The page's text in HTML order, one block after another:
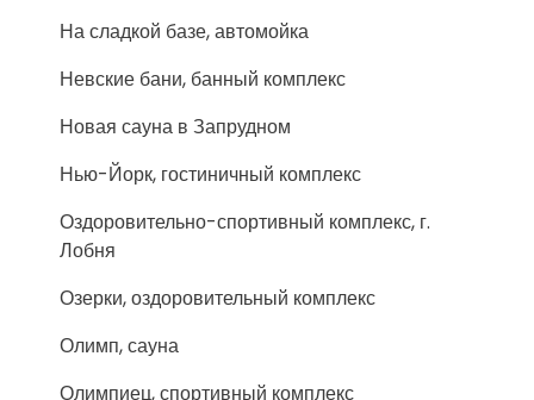
На сладкой базе, автомойка
Невские бани, банный комплекс
Новая сауна в Запрудном
Нью-Йорк, гостиничный комплекс
Оздоровительно-спортивный комплекс, г.
Лобня
Озерки, оздоровительный комплекс
Олимп, сауна
Олимпиец, спортивный комплекс